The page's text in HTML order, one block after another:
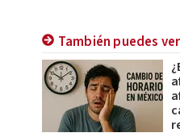
También puedes